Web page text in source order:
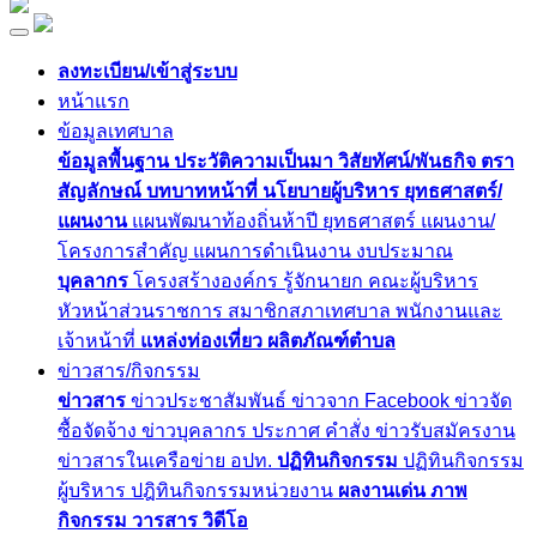
ลงทะเบียน/เข้าสู่ระบบ
หน้าแรก
ข้อมูลเทศบาล
ข้อมูลพื้นฐานประวัติความเป็นมา วิสัยทัศน์/พันธกิจ ตรา
สัญลักษณ์ บทบาทหน้าที่ นโยบายผู้บริหาร ยุทธศาสตร์/
แผนงาน แผนพัฒนาท้องถิ่นห้าปี ยุทธศาสตร์ แผนงาน/
โครงการสำคัญ แผนการดำเนินงาน งบประมาณ
บุคลากร โครงสร้างองค์กร รู้จักนายก คณะผู้บริหาร
หัวหน้าส่วนราชการ สมาชิกสภาเทศบาล พนักงานและ
เจ้าหน้าที่ แหล่งท่องเที่ยว ผลิตภัณฑ์ตำบล
ข่าวสาร/กิจกรรม
ข่าวสาร ข่าวประชาสัมพันธ์ ข่าวจาก Facebook ข่าวจัด
ซื้อจัดจ้าง ข่าวบุคลากร ประกาศ คำสั่ง ข่าวรับสมัครงาน
ข่าวสารในเครือข่าย อปท. ปฏิทินกิจกรรม ปฏิทินกิจกรรม
ผู้บริหาร ปฎิทินกิจกรรมหน่วยงาน ผลงานเด่นภาพ
กิจกรรม วารสาร วิดีโอ